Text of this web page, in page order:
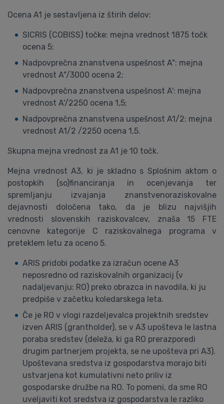
Ocena A1 je sestavljena iz štirih delov:
SICRIS (COBISS) točke: mejna vrednost 1875 točk
ocena 5;
Nadpovprečna znanstvena uspešnost A": mejna
vrednost A"/3000 ocena 2;
Nadpovprečna znanstvena uspešnost A': mejna
vrednost A'/2250 ocena 1,5;
Nadpovprečna znanstvena uspešnost A1/2: mejna
vrednost A1/2 /2250 ocena 1,5.
Skupna mejna vrednost za A1 je 10 točk.
Mejna vrednost A3, ki je skladno s Splošnim aktom o
postopkih (so)financiranja in ocenjevanja ter
spremljanju izvajanja znanstvenoraziskovalne
dejavnosti določena tako, da je blizu najvišjih
vrednosti slovenskih raziskovalcev, znaša 15 FTE
cenovne kategorije C raziskovalnega programa v
preteklem letu za oceno 5.
ARIS pridobi podatke za izračun ocene A3
neposredno od raziskovalnih organizacij (v
nadaljevanju: RO) preko obrazca in navodila, ki ju
predpiše v začetku koledarskega leta.
Če je RO v vlogi razdeljevalca projektnih sredstev
izven ARIS (grantholder), se v A3 upošteva le lastna
poraba sredstev (deleža, ki ga RO prerazporedi
drugim partnerjem projekta, se ne upošteva pri A3).
Upoštevana sredstva iz gospodarstva morajo biti
ustvarjena kot kumulativni neto priliv iz
gospodarske družbe na RO. To pomeni, da sme RO
uveljaviti kot sredstva iz gospodarstva le razliko